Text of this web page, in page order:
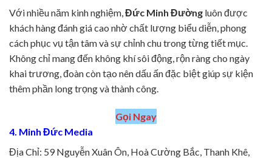
Với nhiều năm kinh nghiệm, Đức Minh Đường luôn được
khách hàng đánh giá cao nhờ chất lượng biểu diễn, phong
cách phục vụ tận tâm và sự chỉnh chu trong từng tiết mục.
Không chỉ mang đến không khí sôi động, rộn ràng cho ngày
khai trương, đoàn còn tạo nên dấu ấn đặc biệt giúp sự kiện
thêm phần long trọng và thành công.
Gọi Ngay
4. Minh Đức Media
Địa Chỉ: 59 Nguyễn Xuân Ôn, Hoà Cường Bắc, Thanh Khê,